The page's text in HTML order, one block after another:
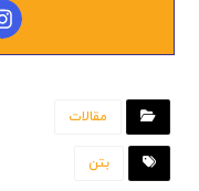
مقالات
بتن